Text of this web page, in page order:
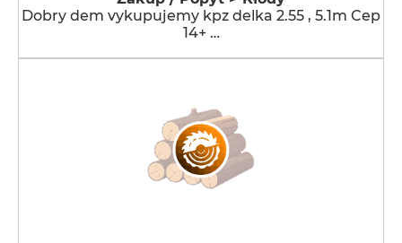
Dobry dem vykupujemy kpz delka 2.55 , 5.1m Cep
14+ …